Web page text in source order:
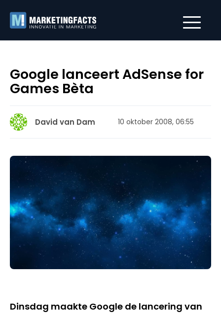
Google lanceert AdSense for
Games Bèta
David van Dam 10 oktober 2008, 06:55
Dinsdag maakte Google de lancering van